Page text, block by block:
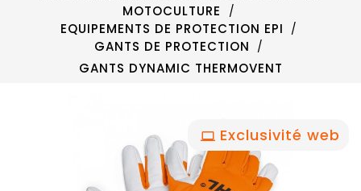
MOTOCULTURE
EQUIPEMENTS DE PROTECTION EPI
GANTS DE PROTECTION
GANTS DYNAMIC THERMOVENT
Exclusivité web